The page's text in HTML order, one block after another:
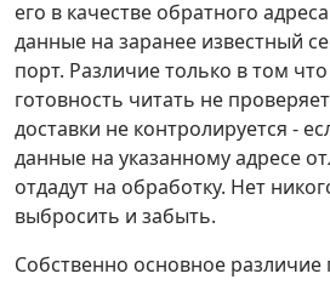
его в качестве обратного
данные на заранее известный
порт. Различие только в том
готовность читать не
доставки не контролируется -
данные на указанному адресе
отдадут на обработку. Нет
выбросить и забыть.
Собственно основное